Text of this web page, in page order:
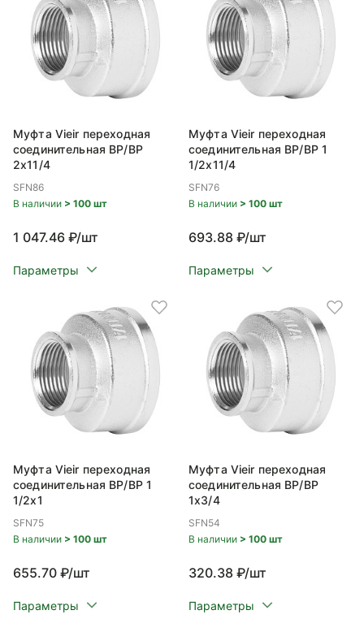
Муфта Vieir переходная
соединительная ВР/ВР
2x11/4
SFN86
В наличии > 100 шт
1 047.46 ₽/шт
Параметры
Муфта Vieir переходная
соединительная ВР/ВР 1
1/2x11/4
SFN76
В наличии > 100 шт
693.88 ₽/шт
Параметры
Муфта Vieir переходная
соединительная ВР/ВР 1
1/2x1
SFN75
В наличии > 100 шт
655.70 ₽/шт
Параметры
Муфта Vieir переходная
соединительная ВР/ВР
1x3/4
SFN54
В наличии > 100 шт
320.38 ₽/шт
Параметры